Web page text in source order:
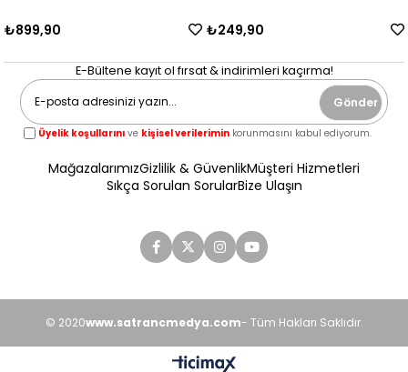
₺899,90 ₺249,90
E-Bültene kayıt ol fırsat & indirimleri kaçırma!
Gönder
Üyelik koşullarını ve kişisel verilerimin korunmasını kabul ediyorum.
MağazalarımızGizlilik & GüvenlikMüşteri Hizmetleri
Sıkça Sorulan SorularBize Ulaşın
© 2020www.satrancmedya.com- Tüm Hakları Saklıdır.